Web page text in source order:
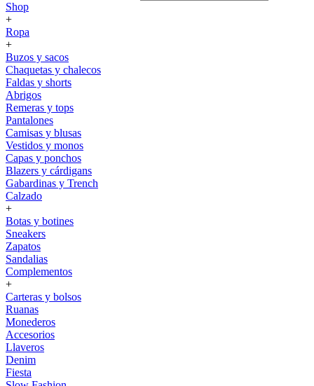
Shop
+
Ropa
+
Buzos y sacos
Chaquetas y chalecos
Faldas y shorts
Abrigos
Remeras y tops
Pantalones
Camisas y blusas
Vestidos y monos
Capas y ponchos
Blazers y cárdigans
Gabardinas y Trench
Calzado
+
Botas y botines
Sneakers
Zapatos
Sandalias
Complementos
+
Carteras y bolsos
Ruanas
Monederos
Accesorios
Llaveros
Denim
Fiesta